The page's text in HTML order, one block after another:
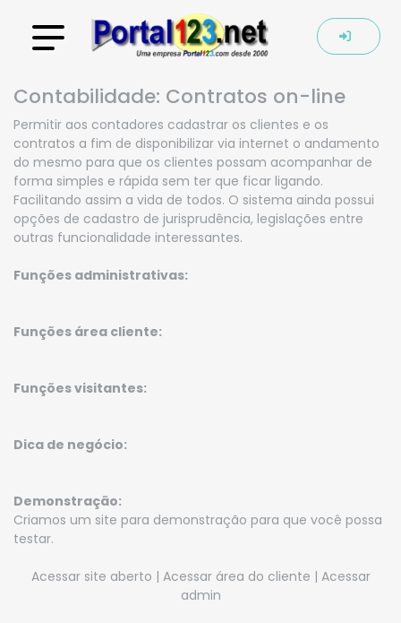
Contabilidade: Contratos on-line
Permitir aos contadores cadastrar os clientes e os
contratos a fim de disponibilizar via internet o andamento
do mesmo para que os clientes possam acompanhar de
forma simples e rápida sem ter que ficar ligando.
Facilitando assim a vida de todos. O sistema ainda possui
opções de cadastro de jurisprudência, legislações entre
outras funcionalidade interessantes.
Funções administrativas:
Funções área cliente:
Funções visitantes:
Dica de negócio:
Demonstração:
Criamos um site para demonstração para que você possa
testar.
Acessar site aberto | Acessar área do cliente | Acessar
admin